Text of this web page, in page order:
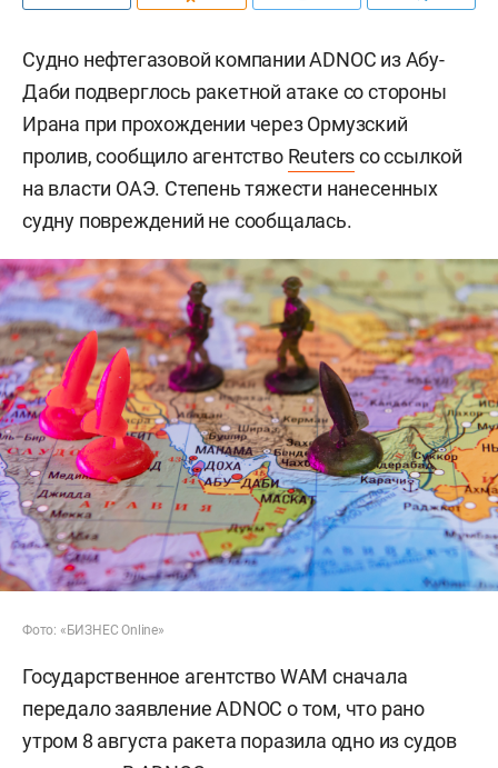
Судно нефтегазовой компании ADNOC из Абу-
Даби подверглось ракетной атаке со стороны
Ирана при прохождении через Ормузский
пролив, сообщило агентство Reutersсо ссылкой
на власти ОАЭ. Степень тяжести нанесенных
судну повреждений не сообщалась.
Фото: «БИЗНЕС Online»
Государственное агентство WAM сначала
передало заявление ADNOC о том, что рано
утром 8 августа ракета поразила одно из судов